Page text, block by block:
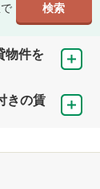
物件を
きの賃